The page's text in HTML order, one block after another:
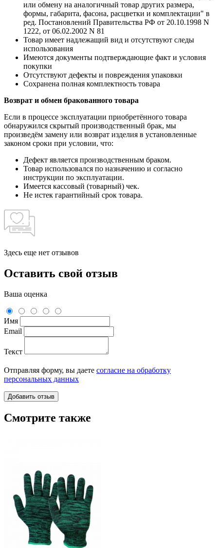
или обмену на аналогичный товар других размера,
формы, габарита, фасона, расцветки и комплектации" в
ред. Постановлений Правительства РФ от 20.10.1998 N
1222, от 06.02.2002 N 81
Товар имеет надлежащий вид и отсутствуют следы
использования
Имеются документы подтверждающие факт и условия
покупки
Отсутствуют дефекты и повреждения упаковки
Сохранена полная комплектность товара
Возврат и обмен бракованного товара
Если в процессе эксплуатации приобретённого товара
обнаружился скрытый производственный брак, мы
произведём замену или возврат изделия в установленные
законом сроки при условии, что:
Дефект является производственным браком.
Товар использовался по назначению и согласно
инструкции по эксплуатации.
Имеется кассовый (товарный) чек.
Не истек гарантийный срок товара.
Здесь еще нет отзывов
Оставить свой отзыв
Ваша оценка
Имя
Email
Текст
Отправляя форму, вы даете согласие на обработку
персональных данных
Смотрите также